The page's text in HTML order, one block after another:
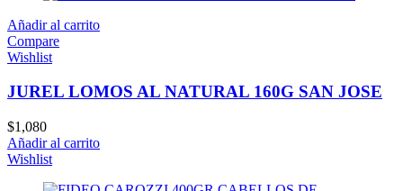
Añadir al carrito
Compare
Wishlist
JUREL LOMOS AL NATURAL 160G SAN JOSE
$1,080
Añadir al carrito
Wishlist